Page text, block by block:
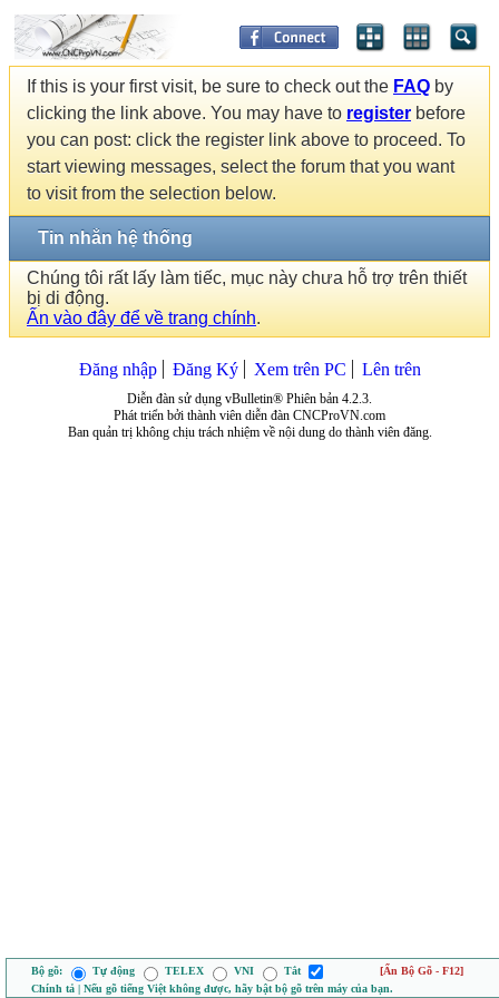
If this is your first visit, be sure to check out the FAQ by
clicking the link above. You may have to register before
you can post: click the register link above to proceed. To
start viewing messages, select the forum that you want
to visit from the selection below.
Tin nhắn hệ thống
Chúng tôi rất lấy làm tiếc, mục này chưa hỗ trợ trên thiết
bị di động.
Ấn vào đây để về trang chính.
Đăng nhập Đăng Ký Xem trên PC Lên trên
Diễn đàn sử dụng vBulletin® Phiên bản 4.2.3.
Phát triển bởi thành viên diễn đàn CNCProVN.com
Ban quản trị không chịu trách nhiệm về nội dung do thành viên đăng.
Bộ gõ: Tự động TELEX VNI Tắt
[Ẩn Bộ Gõ - F12]
Chính tả | Nếu gõ tiếng Việt không được, hãy bật bộ gõ trên máy của bạn.